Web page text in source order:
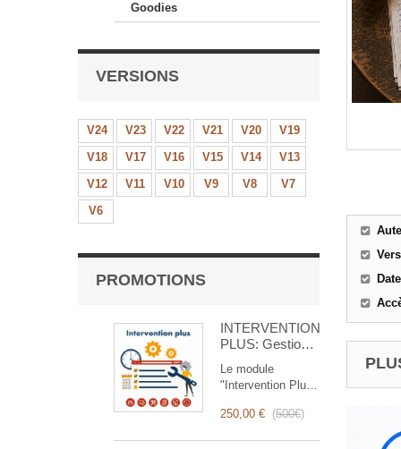
Goodies
VERSIONS
V24 V23 V22 V21 V20
V19
V18
V17 V16 V15 V14
V13
V12
V11 V10 V9 V8
V7
V6
PROMOTIONS
INTERVENTION
PLUS: Gestion
Interventions
Le module
"Intervention Plus"
révolutionnaire qui
250,00 € (500€)